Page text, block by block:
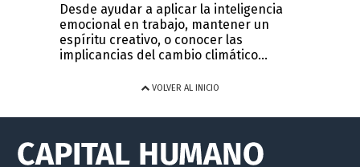
Desde ayudar a aplicar la inteligencia
emocional en trabajo, mantener un
espíritu creativo, o conocer las
implicancias del cambio climático...
VOLVER AL INICIO